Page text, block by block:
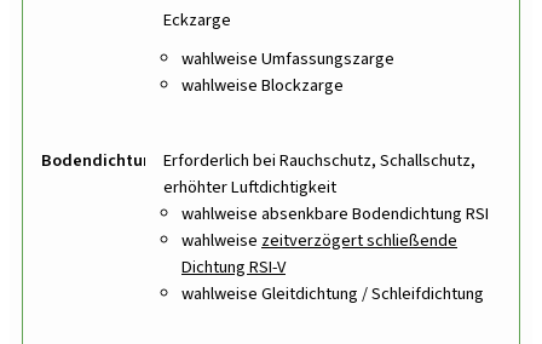
Eckzarge
wahlweise Umfassungszarge
wahlweise Blockzarge
Bodendichtung Erforderlich bei Rauchschutz, Schallschutz,
erhöhter Luftdichtigkeit
wahlweise absenkbare Bodendichtung RSI
wahlweisezeitverzögert schließende
Dichtung RSI-V
wahlweise Gleitdichtung / Schleifdichtung